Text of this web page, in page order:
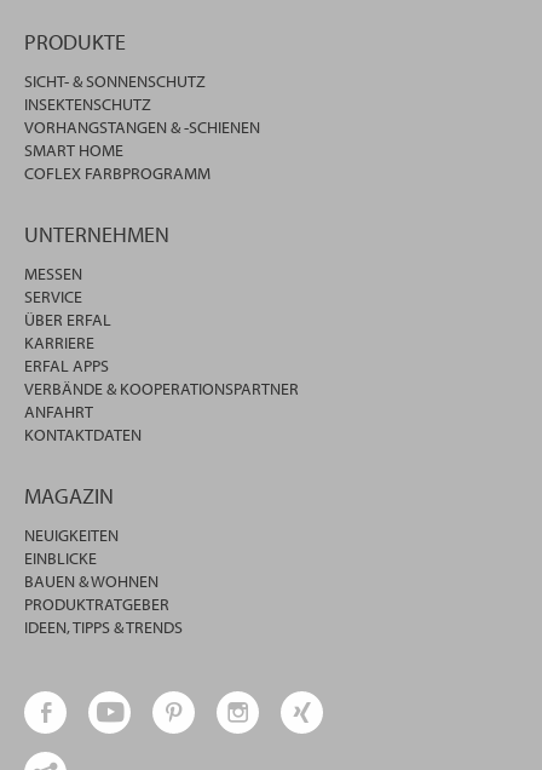
PRODUKTE
SICHT- & SONNENSCHUTZ
INSEKTENSCHUTZ
VORHANGSTANGEN & -SCHIENEN
SMART HOME
COFLEX FARBPROGRAMM
UNTERNEHMEN
MESSEN
SERVICE
ÜBER ERFAL
KARRIERE
ERFAL APPS
VERBÄNDE & KOOPERATIONSPARTNER
ANFAHRT
KONTAKTDATEN
MAGAZIN
NEUIGKEITEN
EINBLICKE
BAUEN & WOHNEN
PRODUKTRATGEBER
IDEEN, TIPPS & TRENDS